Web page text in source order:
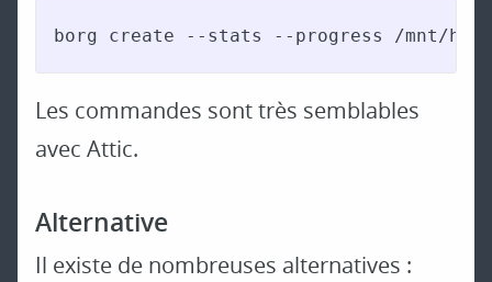
borg create --stats --progress /mnt/hubic/
Les commandes sont très semblables
avec Attic.
Alternative
Il existe de nombreuses alternatives :